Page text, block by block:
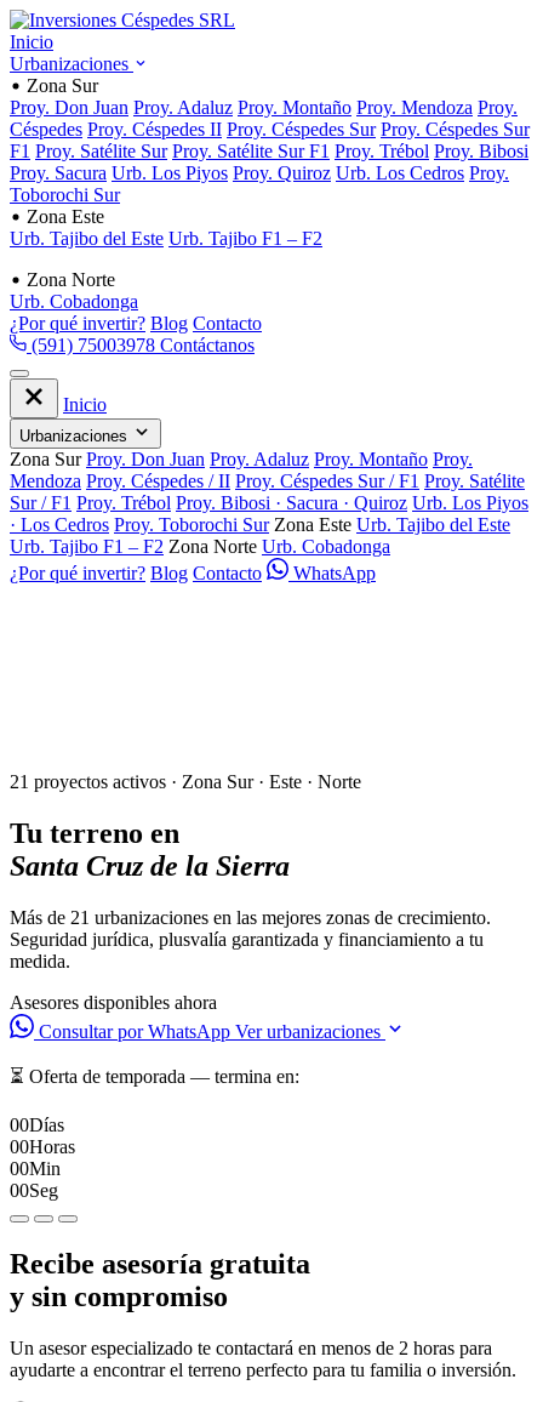
Inicio
Urbanizaciones
Zona Sur
Proy. Don Juan Proy. Adaluz Proy. Montaño Proy. Mendoza Proy.
Céspedes Proy. Céspedes II Proy. Céspedes Sur Proy. Céspedes Sur
F1 Proy. Satélite Sur Proy. Satélite Sur F1 Proy. Trébol Proy. Bibosi
Proy. Sacura Urb. Los Piyos Proy. Quiroz Urb. Los Cedros Proy.
Toborochi Sur
Zona Este
Urb. Tajibo del Este Urb. Tajibo F1 – F2
Zona Norte
Urb. Cobadonga
¿Por qué invertir? Blog Contacto
(591) 75003978 Contáctanos
Inicio
Urbanizaciones
Zona Sur Proy. Don Juan Proy. Adaluz Proy. Montaño Proy.
Mendoza Proy. Céspedes / II Proy. Céspedes Sur / F1 Proy. Satélite
Sur / F1 Proy. Trébol Proy. Bibosi · Sacura · Quiroz Urb. Los Piyos
· Los Cedros Proy. Toborochi Sur Zona Este Urb. Tajibo del Este
Urb. Tajibo F1 – F2 Zona Norte Urb. Cobadonga
¿Por qué invertir? Blog Contacto WhatsApp
21 proyectos activos · Zona Sur · Este · Norte
Tu terreno en
Santa Cruz de la Sierra
Más de 21 urbanizaciones en las mejores zonas de crecimiento.
Seguridad jurídica, plusvalía garantizada y financiamiento a tu
medida.
Asesores disponibles ahora
Consultar por WhatsApp Ver urbanizaciones
⏳ Oferta de temporada — termina en:
00Días
00Horas
00Min
00Seg
Recibe asesoría gratuita
y sin compromiso
Un asesor especializado te contactará en menos de 2 horas para
ayudarte a encontrar el terreno perfecto para tu familia o inversión.